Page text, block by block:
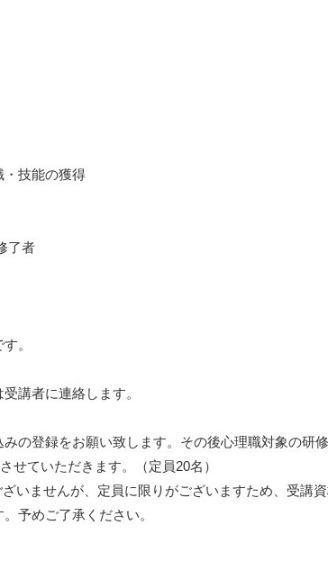
・技能の獲得
了者
。
講者に連絡します。
の登録をお願い致します。その後心理職対象の研
せていただきます。（定員20名）
いませんが、定員に限りがございますため、受講
予めご了承ください。